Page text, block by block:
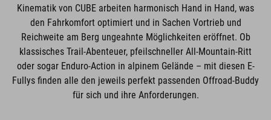
Kinematik von CUBE arbeiten harmonisch Hand in Hand, was
den Fahrkomfort optimiert und in Sachen Vortrieb und
Reichweite am Berg ungeahnte Möglichkeiten eröffnet. Ob
klassisches Trail-Abenteuer, pfeilschneller All-Mountain-Ritt
oder sogar Enduro-Action in alpinem Gelände – mit diesen E-
Fullys finden alle den jeweils perfekt passenden Offroad-Buddy
für sich und ihre Anforderungen.